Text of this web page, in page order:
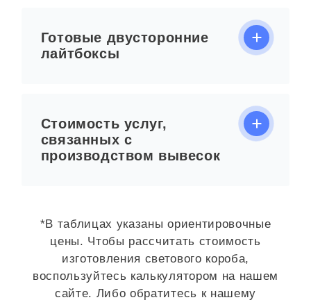
Готовые двусторонние
лайтбоксы
Стоимость услуг,
связанных с
производством вывесок
*В таблицах указаны ориентировочные
цены. Чтобы рассчитать стоимость
изготовления светового короба,
воспользуйтесь калькулятором на нашем
сайте. Либо обратитесь к нашему